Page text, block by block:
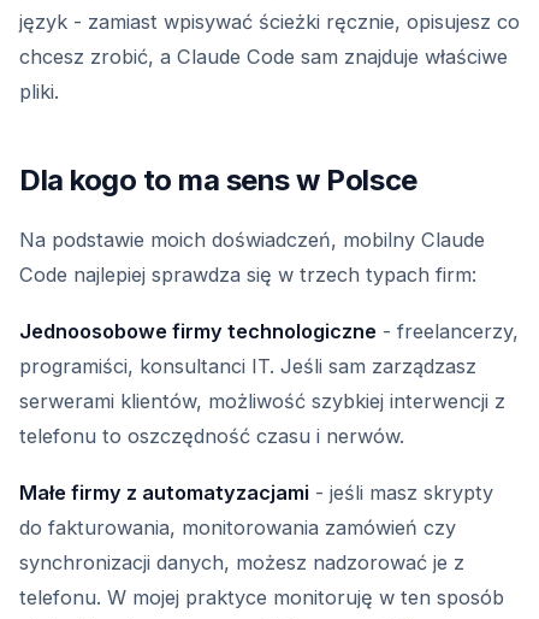
język - zamiast wpisywać ścieżki ręcznie, opisujesz co
chcesz zrobić, a Claude Code sam znajduje właściwe
pliki.
Dla kogo to ma sens w Polsce
Na podstawie moich doświadczeń, mobilny Claude
Code najlepiej sprawdza się w trzech typach firm:
Jednoosobowe firmy technologiczne - freelancerzy,
programiści, konsultanci IT. Jeśli sam zarządzasz
serwerami klientów, możliwość szybkiej interwencji z
telefonu to oszczędność czasu i nerwów.
Małe firmy z automatyzacjami - jeśli masz skrypty
do fakturowania, monitorowania zamówień czy
synchronizacji danych, możesz nadzorować je z
telefonu. W mojej praktyce monitoruję w ten sposób